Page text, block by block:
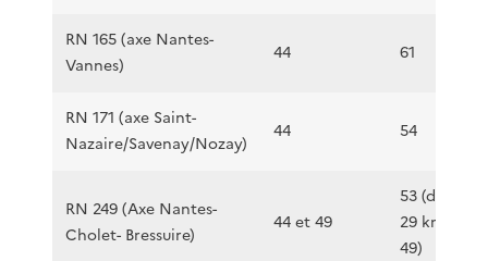
RN 165 (axe Nantes-
Vannes)
44 61
RN 171 (axe Saint-
Nazaire/Savenay/Nozay)
44 54
RN 249 (Axe Nantes-
Cholet- Bressuire)
44 et 49
53 (dont
29 km en
49)